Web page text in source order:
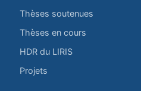
Thèses soutenues
Thèses en cours
HDR du LIRIS
Projets